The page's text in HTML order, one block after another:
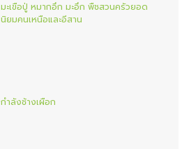
มะเขือปู่ หมากอึก มะอึก พืชสวนครัวยอด
นิยมคนเหนือและอีสาน
กำลังช้างเผือก